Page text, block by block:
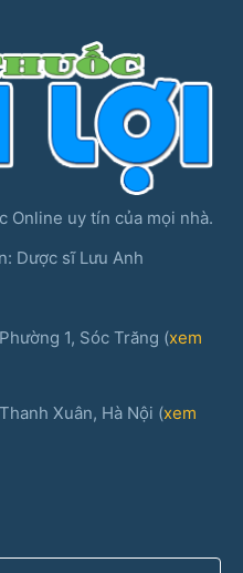
Online uy tín của mọi nhà.
Dược sĩ Lưu Anh
1, Sóc Trăng (xem
Xuân, Hà Nội (xem